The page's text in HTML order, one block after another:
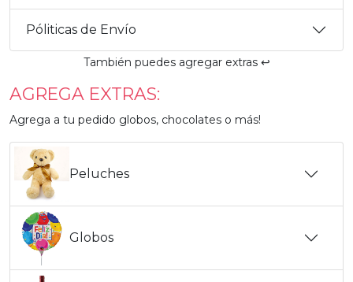
Póliticas de Envío
También puedes agregar extras ↩️
AGREGA EXTRAS:
Agrega a tu pedido globos, chocolates o más!
Peluches
Globos